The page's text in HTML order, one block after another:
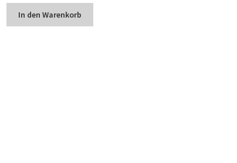
In den Warenkorb